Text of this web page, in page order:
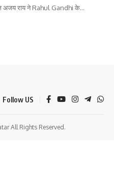
अजय राय ने Rahul Gandhi के…
Follow US
All Rights Reserved.